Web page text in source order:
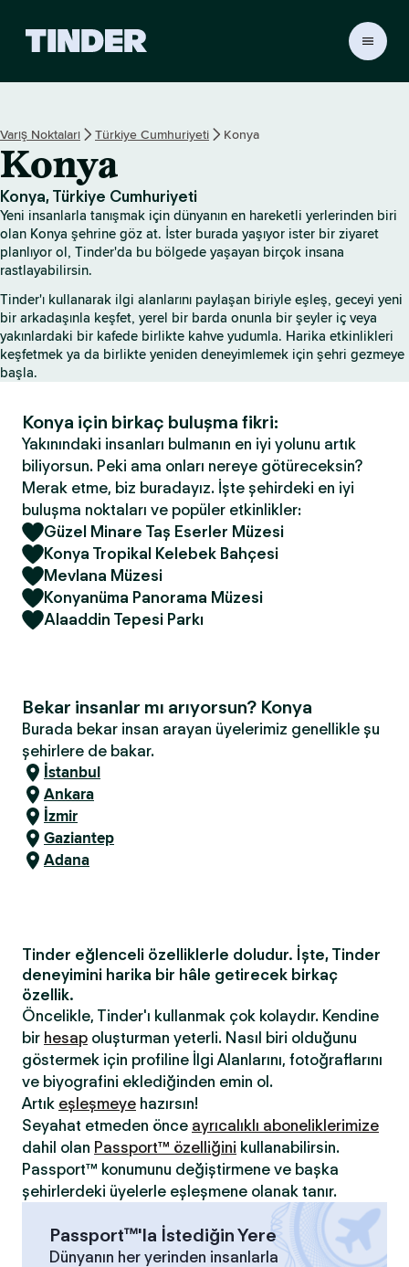
r
a
S
a
y
Varış Noktaları Türkiye Cumhuriyeti Konya
Konya
Konya, Türkiye Cumhuriyeti
Yeni insanlarla tanışmak için dünyanın en hareketli yerlerinden biri
olan Konya şehrine göz at. İster burada yaşıyor ister bir ziyaret
planlıyor ol, Tinder'da bu bölgede yaşayan birçok insana
rastlayabilirsin.
Tinder'ı kullanarak ilgi alanlarını paylaşan biriyle eşleş, geceyi yeni
bir arkadaşınla keşfet, yerel bir barda onunla bir şeyler iç veya
yakınlardaki bir kafede birlikte kahve yudumla. Harika etkinlikleri
keşfetmek ya da birlikte yeniden deneyimlemek için şehri gezmeye
başla.
Konya için birkaç buluşma fikri:
Yakınındaki insanları bulmanın en iyi yolunu artık
biliyorsun. Peki ama onları nereye götüreceksin?
Merak etme, biz buradayız. İşte şehirdeki en iyi
buluşma noktaları ve popüler etkinlikler:
Güzel Minare Taş Eserler Müzesi
Konya Tropikal Kelebek Bahçesi
Mevlana Müzesi
Konyanüma Panorama Müzesi
Alaaddin Tepesi Parkı
Bekar insanlar mı arıyorsun? Konya
Burada bekar insan arayan üyelerimiz genellikle şu
şehirlere de bakar.
İstanbul
Ankara
İzmir
Gaziantep
Adana
Tinder eğlenceli özelliklerle doludur. İşte, Tinder
deneyimini harika bir hâle getirecek birkaç
özellik.
Öncelikle, Tinder'ı kullanmak çok kolaydır. Kendine
bir hesap oluşturman yeterli. Nasıl biri olduğunu
göstermek için profiline İlgi Alanlarını, fotoğraflarını
ve biyografini eklediğinden emin ol.
Artık eşleşmeye hazırsın!
Seyahat etmeden önce ayrıcalıklı aboneliklerimize
dahil olan Passport™ özelliğini kullanabilirsin.
Passport™ konumunu değiştirmene ve başka
şehirlerdeki üyelerle eşleşmene olanak tanır.
Passport™'la İstediğin Yere
Dünyanın her yerinden insanlarla